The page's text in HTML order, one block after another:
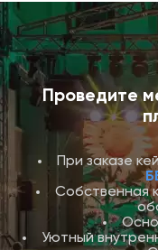
Проведите
При заказе
Собственная
Уютный